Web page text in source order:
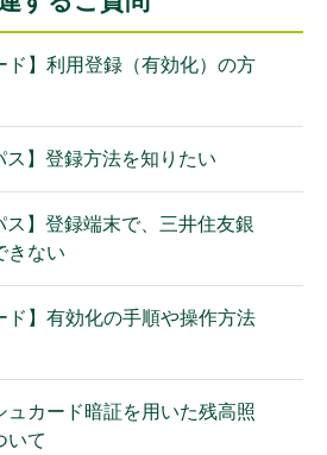
ド】利用登録（有効化）の方
ス】登録方法を知りたい
ス】登録端末で、三井住友銀
きない
ド】有効化の手順や操作方法
ュカード暗証を用いた残高照
いて